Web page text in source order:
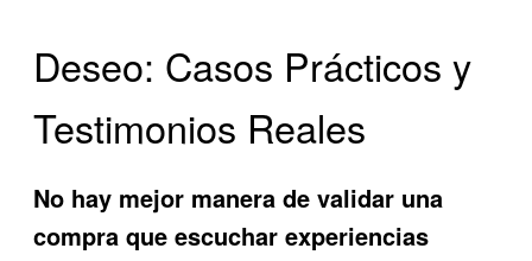
Deseo: Casos Prácticos y
Testimonios Reales
No hay mejor manera de validar una
compra que escuchar experiencias